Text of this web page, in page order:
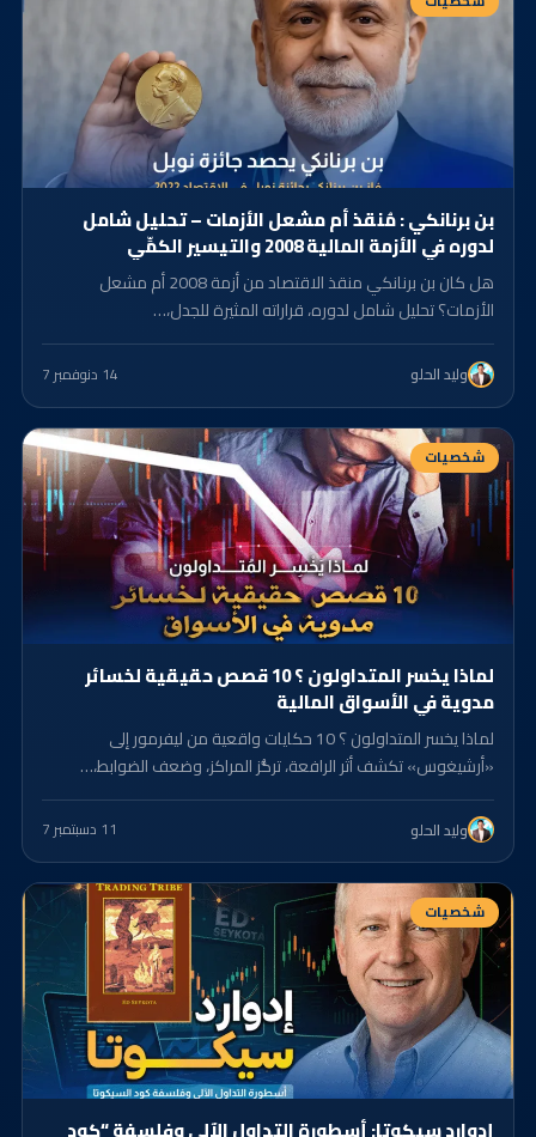
بن برنانكي : مُنقذ أم مشعل الأزمات – تحليل شامل
لدوره في الأزمة المالية 2008 والتيسير الكمِّي
هل كان بن برنانكي منقذ الاقتصاد من أزمة 2008 أم مشعل
الأزمات؟ تحليل شامل لدوره، قراراته المثيرة للجدل،…
وليد الحلو 14 د نوفمبر 7
شخصيات
لماذا يخسر المتداولون ؟ 10 قصص حقيقية لخسائر
مدوية في الأسواق المالية
لماذا يخسر المتداولون ؟ 10 حكايات واقعية من ليفرمور إلى
«أرشيغوس» تكشف أثر الرافعة، تركُّز المراكز، وضعف الضوابط،…
وليد الحلو 11 د سبتمبر 7
شخصيات